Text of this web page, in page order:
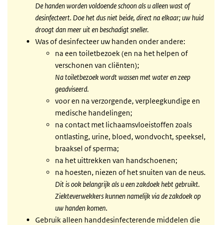
De handen worden voldoende schoon als u alleen wast of
desinfecteert. Doe het dus niet beide, direct na elkaar; uw huid
droogt dan meer uit en beschadigt sneller.
Was of desinfecteer uw handen onder andere:
na een toiletbezoek (en na het helpen of
verschonen van cliënten);
Na toiletbezoek wordt wassen met water en zeep
geadviseerd.
voor en na verzorgende, verpleegkundige en
medische handelingen;
na contact met lichaamsvloeistoffen zoals
ontlasting, urine, bloed, wondvocht, speeksel,
braaksel of sperma;
na het uittrekken van handschoenen;
na hoesten, niezen of het snuiten van de neus.
Dit is ook belangrijk als u een zakdoek hebt gebruikt.
Ziekteverwekkers kunnen namelijk via de zakdoek op
uw handen komen.
Gebruik alleen handdesinfecterende middelen die